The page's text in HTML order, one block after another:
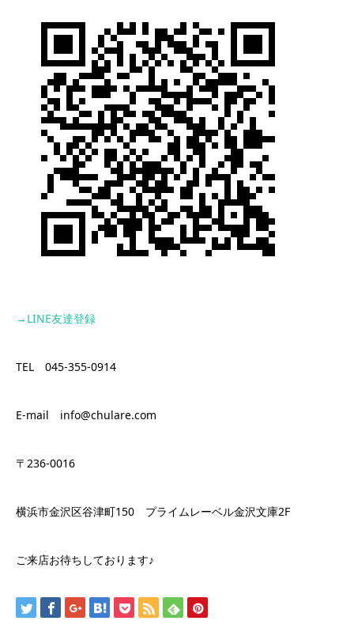
→LINE友達登録
TEL 045-355-0914
E-mail info@chulare.com
〒236-0016
横浜市金沢区谷津町150 プライムレーベル金沢文庫2F
ご来店お待ちしております♪